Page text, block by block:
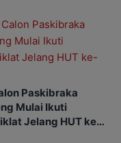
Paskibraka
Mulai Ikuti
Jelang HUT ke-